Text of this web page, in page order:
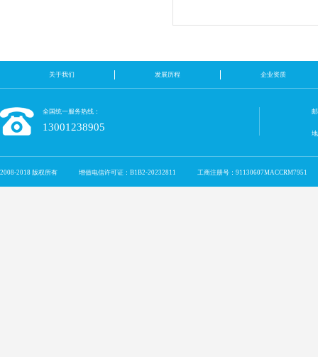
关于我们 发展历程 企业资质
全国统一服务热线：
13001238905
2008-2018 版权所有 增值电信许可证：B1B2-20232811 工商注册号：91130607MACCRM7951